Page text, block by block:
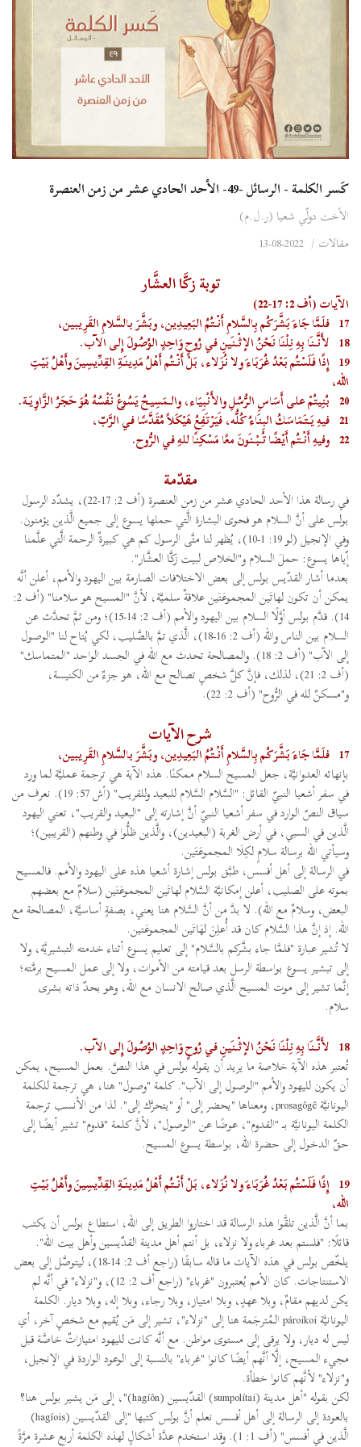
كَسر الكلمة - الرسائل -49- الأحد الحادي عشر من زمن العنصرة
الأخت دولّي شعيا (ر.ل.م)
مقالات /
توبة زكَّا العشَّار
الآيات (أف 2: 17-22)
17 فلَمَّا جَاءَ بَشَّرَكُم بِالسَّلامِ أَنْتُمُ البَعِيدِين، وبَشَّرَ بالسَّلامِ القَرِيبين،
18 لأَنَّنَا بِهِ نِلْنَا نَحْنُ الإثْنَينِ في رُوحٍ وَاحِدٍ الوُصُولَ إِلى الآب.
19 إِذًا فَلَسْتُم بَعْدُ غُرَبَاءَ ولا نُزَلاء، بَلْ أَنْتُم أَهْلُ مَدِينَةِ القِدِّيسِينَ وأَهْلُ بَيْتِ
الله،
20 بُنِيتُمْ على أَسَاسِ الرُّسُلِ والأَنْبِيَاء، والـمَسِيحُ يَسُوعُ نَفْسُهُ هُوَ حَجَرُ الزَّاوِيَة.
21 فيهِ يَتَمَاسَكُ البِنَاءُ كُلُّه، فَيَرْتَفِعُ هَيْكَلاً مُقَدَّسًا في الرَّبّ،
22 وفيهِ أَنْتُم أَيْضًا تُبْنَونَ معًا مَسْكِنًا للهِ في الرُّوح.
مقدّمة
في رسالة هذا الأحد الحادي عشر من زمن العنصرة (أف 2: 17-22)، يشدّد الرسول
بولس على أنَّ السلام هو فحوى البشارة الَّتي حملها يسوع إلى جميع الَّذين يؤمنون.
وفي الإنجيل (لو 19: 1-10)، يُظهر لنا متَّى الرسول كم هي كبيرةٌ الرحمة الَّتي علَّمنا
إّياها يسوع: حملَ السلام و"الخلاص لبيت زكَّا العشَّار".
بعدما أشار القدّيس بولس إلى بعض الاختلافات الصارمة بين اليهود والأمم، أعلن أنَّه
يمكن أن تكون لهاتَين المجموعَتَين علاقةٌ سلميَّة، لأنَّ "المسيح هو سلامنا" (أف 2:
14). قدَّم بولس أوَّلًا السلام بين اليهود والأمم (أف 2: 14-15)؛ ومن ثمَّ تحدَّث عن
السلام بين الناس والله (أف 2: 16-18)، الَّذي تمَّ بالصَّليب، لكي يُتاح لنا "الوصول
إلى الآب" (أف 2: 18). والمصالحة تحدث مع الله في الجسد الواحد "المتماسك"
(أف 2: 21)، لذلك، فإنَّ كلَّ شخصٍ تصالح مع الله، هو جزءٌ من الكنيسة،
و"مسكنٌ لله في الرُّوح" (أف 2: 22).
شرح الآيات
17 فلَمَّا جَاءَ بَشَّرَكُم بِالسَّلامِ أَنْتُمُ البَعِيدِين، وبَشَّرَ بالسَّلامِ القَرِيبين،
بإنهائه العدوانيَّة، جعل المسيح السلام ممكنًا. هذه الآية هي ترجمة عمليَّة لما ورد
في سفر أشعيا النبيّ القائل: "السَّلام السَّلام للبعيد وللقريب" (أش 57: 19). نعرف من
سياق النصّ الوارد في سفر أشعيا النبيّ أنَّ إشارته إلى "البعيد والقريب"، تعني اليهود
الَّذين في السبي، في أرض الغربة (البعيدين)، والَّذين ظلُّوا في وطنهم (القريبين)؛
وسيأتي الله برسالة سلامٍ لكِلَا المجموعَتَين.
في الرسالة إلى أهل أفسس، طبَّق بولس إشارة أشعيا هذه على اليهود والأمم. فالمسيح
بموته على الصليب، أعلن إمكانيَّة السَّلام لهاتَين المجموعَتَين (سلامٌ مع بعضهم
البعض، وسلامٌ مع الله). لا بدَّ من أنَّ السَّلام هنا يعني، بصفةٍ أساسيَّة، المصالحة مع
الله. إذ إنَّ هذا السَّلام كان قد أُعلِنَ لهَاتَين المجموعَتين.
لا تُشير عبارة "فلمَّا جاء بشَّركم بالسَّلام" إلى تعليم يسوع أثناء خدمته التبشيريَّة، ولا
إلى تبشير يسوع بواسطة الرسل بعد قيامته من الأموات، ولا إلى عمل المسيح برمَّته؛
إنَّما تشير إلى موت المسيح الَّذي صالح الانسان مع الله، وهو بحدّ ذاته بشرى
سلام.
18 لأَنَّنَا بِهِ نِلْنَا نَحْنُ الإثْنَينِ في رُوحٍ وَاحِدٍ الوُصُولَ إِلى الآب.
تُعتبر هذه الآية خلاصة ما يريد أن يقوله بولس في هذا النصَّ. بعمل المسيح، يمكن
أن يكون لليهود والأمم "الوصول إلى الآب". كلمة "وصول" هنا، هي ترجمة للكلمة
اليونانيَّة prosagôgê، ومعناها "يحضر إلى" أو "يتحرَّك إلى". لذا من الأنسب ترجمة
الكلمة اليونانيَّة بـــ "القدوم"، عوضًا عن "الوصول"، لأنَّ كلمة "قدوم" تشير أيضًا إلى
حقّ الدخول إلى حضرة الله، بواسطة يسوع المسيح.
19 إِذًا فَلَسْتُم بَعْدُ غُرَبَاءَ ولا نُزَلاء، بَلْ أَنْتُم أَهْلُ مَدِينَةِ القِدِّيسِينَ وأَهْلُ بَيْتِ
الله،
بما أنَّ الَّذين تلقَّوا هذه الرسالة قد اختاروا الطريق إلى الله، استطاع بولس أن يكتب
قائلًا: "فلستم بعد غرباء ولا نزلاء، بل أنتم أهل مدينة القدّيسين وأهل بيت الله".
يلخّص بولس في هذه الآيات ما قاله سابقًا (راجع أف 2: 14-18)، ليتوصَّل إلى بعض
الاستنتاجات. كان الأمم يُعتبرون "غرباء" (راجع أف 2: 12)، و"نزلاء" في أنَّه لم
يكن لديهم مقامٌ، وبلا عهدٍ، وبلا امتياز، وبلا رجاء، وبلا إله، وبلا ديار. الكلمة
اليونانيَّة pároikoi الـمُترجَمة هنا إلى "نزلاء"، تشير إلى مَن يُقيم مع شخصٍ آخر، أي
ليس له ديار، ولا يرقى إلى مستوى مواطن. مع أنَّه كانت لليهود امتيازاتٌ خاصَّة قبل
مجيء المسيح، إلَّا أنَّهم أيضًا كانوا "غرباء" بالنسبة إلى الوعود الواردة في الإنجيل،
و"نزلاء" لأنَّهم كانوا خطأة.
لكن بقوله "أهل مدينة (sumpolítai) القدّيسين (hagíôn)"، إلى مَن يشير بولس هنا؟
بالعودة إلى الرسالة إلى أهل أفسس نعلم أنَّ بولس كتبها "إلى القدّيسين (hagíois)
الَّذين في أفسس" (أف 1: 1). وقد استخدم عدَّة أشكالٍ لهذه الكلمة أربع عشرة مرَّةً